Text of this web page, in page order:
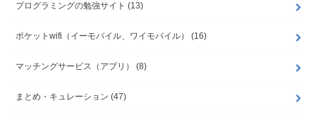
プログラミングの勉強サイト (13)
ポケットwifi（イーモバイル、ワイモバイル） (16)
マッチングサービス（アプリ） (8)
まとめ・キュレーション (47)